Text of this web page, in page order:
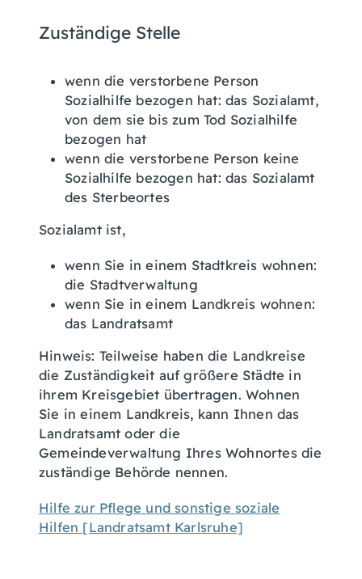
Zuständige Stelle
wenn die verstorbene Person
Sozialhilfe bezogen hat: das Sozialamt,
von dem sie bis zum Tod Sozialhilfe
bezogen hat
wenn die verstorbene Person keine
Sozialhilfe bezogen hat: das Sozialamt
des Sterbeortes
Sozialamt ist,
wenn Sie in einem Stadtkreis wohnen:
die Stadtverwaltung
wenn Sie in einem Landkreis wohnen:
das Landratsamt
Hinweis: Teilweise haben die Landkreise
die Zuständigkeit auf größere Städte in
ihrem Kreisgebiet übertragen. Wohnen
Sie in einem Landkreis, kann Ihnen das
Landratsamt oder die
Gemeindeverwaltung Ihres Wohnortes die
zuständige Behörde nennen.
Hilfe zur Pflege und sonstige soziale
Hilfen [Landratsamt Karlsruhe]